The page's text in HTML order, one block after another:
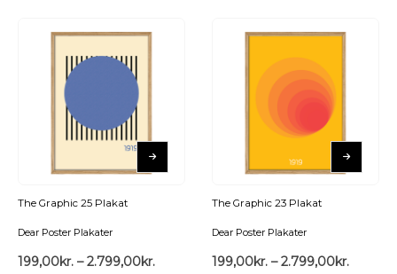
The Graphic 25 Plakat
Dear Poster Plakater
199,00kr. – 2.799,00kr.
The Graphic 23 Plakat
Dear Poster Plakater
199,00kr. – 2.799,00kr.